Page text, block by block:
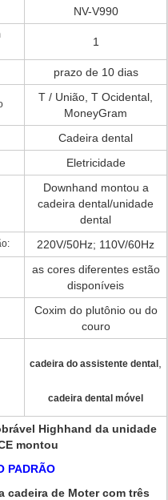
NV-V990
1
prazo de 10 dias
T / União, T Ocidental,
MoneyGram
Cadeira dental
Eletricidade
Downhand montou a
cadeira dental/unidade
dental
220V/50Hz; 110V/60Hz
as cores diferentes estão
disponíveis
Coxim do plutônio ou do
couro
cadeira do assistente dental
cadeira dental móvel
Highhand da unidade
montou
PADRÃO
cadeira de Moter com três